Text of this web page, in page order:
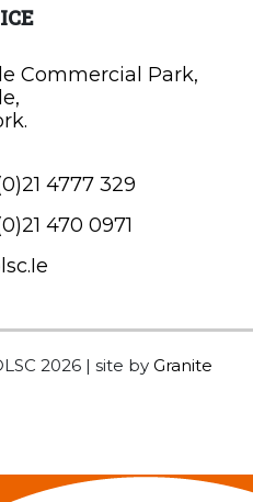
Commercial Park,
4777 329
470 0971
2026 | site by Granite